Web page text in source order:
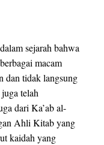
sejarah bahwa
macam
dan tidak langsung
telah
dari Ka’ab al-
Ahli Kitab yang
kaidah yang